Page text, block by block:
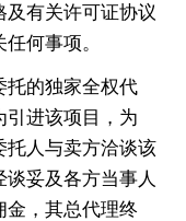
及有关许可证协议
何事项。
托的独家全权代
引进该项目，为
托人与卖方洽谈该
妥及各方当事人
金，其总代理终